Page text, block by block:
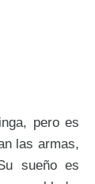
pero es
las armas,
sueño es